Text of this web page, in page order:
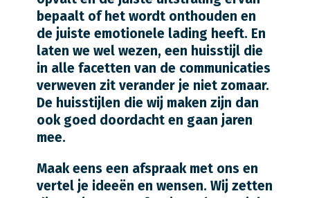
bepaalt of het wordt onthouden en
de juiste emotionele lading heeft. En
laten we wel wezen, een huisstijl die
in alle facetten van de communicaties
verweven zit verander je niet zomaar.
De huisstijlen die wij maken zijn dan
ook goed doordacht en gaan jaren
mee.
Maak eens een afspraak met ons en
vertel je ideeën en wensen. Wij zetten